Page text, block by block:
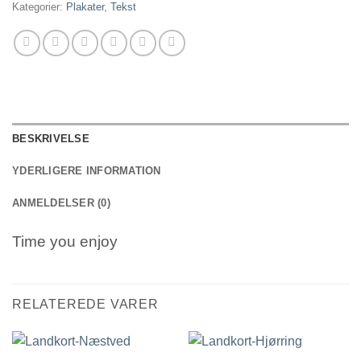
Kategorier: Plakater, Tekst
BESKRIVELSE
YDERLIGERE INFORMATION
ANMELDELSER (0)
Time you enjoy
RELATEREDE VARER